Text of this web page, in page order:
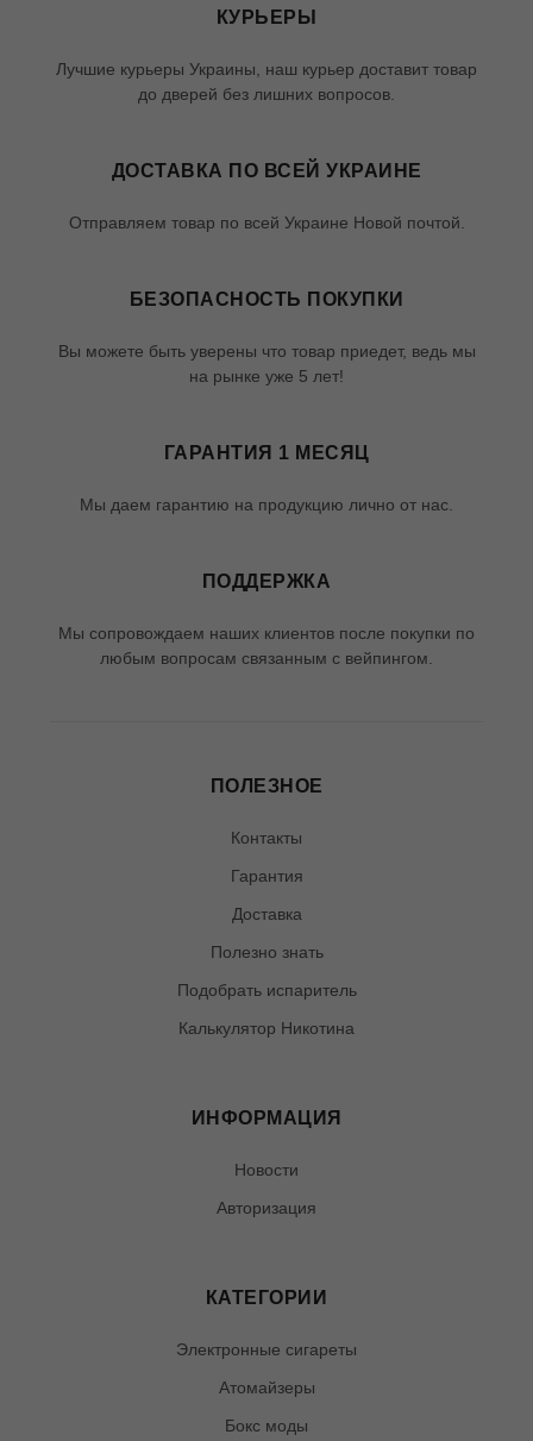
КУРЬЕРЫ
Лучшие курьеры Украины, наш курьер доставит товар
до дверей без лишних вопросов.
ДОСТАВКА ПО ВСЕЙ УКРАИНЕ
Отправляем товар по всей Украине Новой почтой.
БЕЗОПАСНОСТЬ ПОКУПКИ
Вы можете быть уверены что товар приедет, ведь мы
на рынке уже 5 лет!
ГАРАНТИЯ 1 МЕСЯЦ
Мы даем гарантию на продукцию лично от нас.
ПОДДЕРЖКА
Мы сопровождаем наших клиентов после покупки по
любым вопросам связанным с вейпингом.
ПОЛЕЗНОЕ
Контакты
Гарантия
Доставка
Полезно знать
Подобрать испаритель
Калькулятор Никотина
ИНФОРМАЦИЯ
Новости
Авторизация
КАТЕГОРИИ
Электронные сигареты
Атомайзеры
Бокс моды